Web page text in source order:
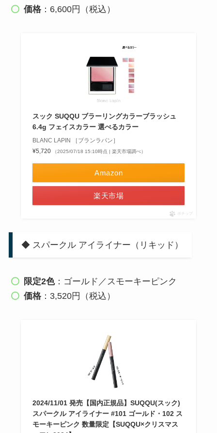
価格：6,600円（税込）
スック SUQQU ブラーリングカラーブラッシュ
6.4g フェイスカラー 選べるカラー
BLANC LAPIN ［ブランラパン］
¥5,720
（2025/07/18 15:10時点 | 楽天市場調べ）
Amazon
楽天市場
ポチップ
◆ スパークル アイライナー（リキッド）
限定2色：ゴールド／スモーキーピンク
価格：3,520円（税込）
2024/11/01 発売【国内正規品】SUQQU(スック)
スパークル アイライナー #101 ゴールド・102 ス
モーキーピンク 数量限定【SUQQU×クリスマス